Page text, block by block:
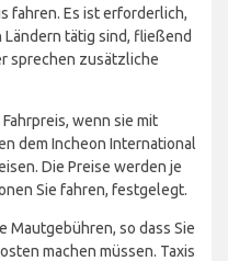
fahren. Es ist erforderlich,
Ländern tätig sind, fließend
sprechen zusätzliche
wenn sie mit
dem Incheon International
Die Preise werden je
Sie fahren, festgelegt.
Mautgebühren, so dass Sie
machen müssen. Taxis